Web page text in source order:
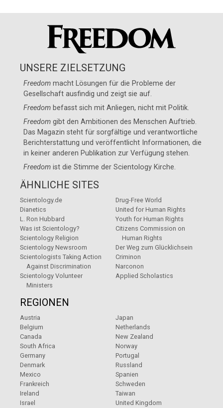
UNSERE ZIELSETZUNG
Freedom macht Lösungen für die Probleme der
Gesellschaft ausfindig und zeigt sie auf.
Freedom befasst sich mit Anliegen, nicht mit Politik.
Freedom gibt den Ambitionen des Menschen Auftrieb.
Das Magazin steht für sorgfältige und verantwortliche
Berichterstattung und veröffentlicht Informationen, die
in keiner anderen Publikation zur Verfügung stehen.
Freedom ist die Stimme derScientology Kirche.
ÄHNLICHE SITES
Scientology.de
Dianetics
L. Ron Hubbard
Was ist Scientology?
Scientology Religion
Scientology Newsroom
Scientologists Taking Action
Against Discrimination
Scientology Volunteer
Ministers
Drug-Free World
United for Human Rights
Youth for Human Rights
Citizens Commission on
Human Rights
Der Weg zum Glücklichsein
Criminon
Narconon
Applied Scholastics
REGIONEN
Austria
Belgium
Canada
South Africa
Germany
Denmark
Mexico
Frankreich
Ireland
Israel
Japan
Netherlands
New Zealand
Norway
Portugal
Russland
Spanien
Schweden
Taiwan
United Kingdom